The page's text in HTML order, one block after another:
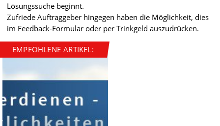
Lösungssuche beginnt.
Zufriede Auftraggeber hingegen haben die Möglichkeit, dies
im Feedback-Formular oder per Trinkgeld auszudrücken.
EMPFOHLENE ARTIKEL: